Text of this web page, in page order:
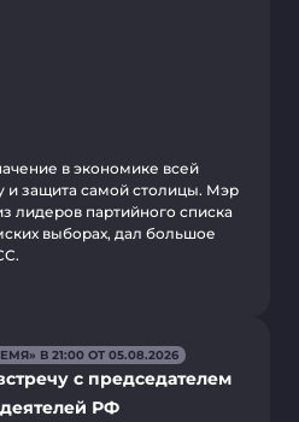
в экономике всей
защита самой столицы. Мэр
лидеров партийного списка
выборах, дал большое
В 21:00 ОТ 05.08.2026
с председателем
РФ